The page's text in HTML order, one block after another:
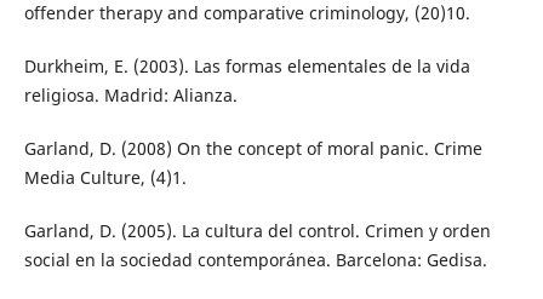
offender therapy and comparative criminology, (20)10.
Durkheim, E. (2003). Las formas elementales de la vida
religiosa. Madrid: Alianza.
Garland, D. (2008) On the concept of moral panic. Crime
Media Culture, (4)1.
Garland, D. (2005). La cultura del control. Crimen y orden
social en la sociedad contemporánea. Barcelona: Gedisa.